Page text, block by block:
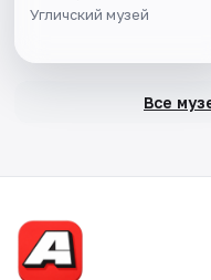
Угличский музей
Все